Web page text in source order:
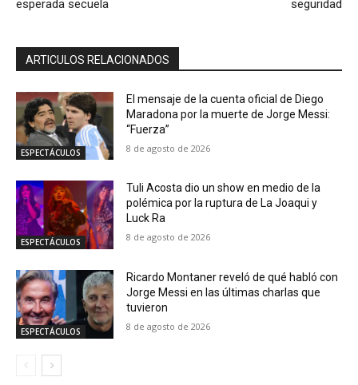
esperada secuela
seguridad
ARTICULOS RELACIONADOS
ESPECTÁCULOS
El mensaje de la cuenta oficial de Diego
Maradona por la muerte de Jorge Messi:
“Fuerza”
8 de agosto de 2026
ESPECTÁCULOS
Tuli Acosta dio un show en medio de la
polémica por la ruptura de La Joaqui y
Luck Ra
8 de agosto de 2026
ESPECTÁCULOS
Ricardo Montaner reveló de qué habló con
Jorge Messi en las últimas charlas que
tuvieron
8 de agosto de 2026